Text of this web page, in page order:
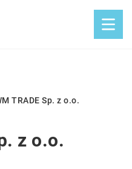
TRADE Sp. z o.o.
z o.o.